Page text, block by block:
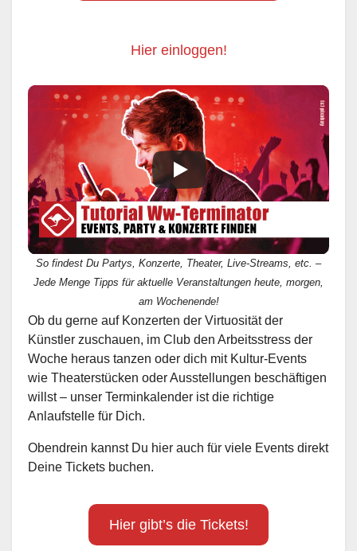
Hier einloggen!
So findest Du Partys, Konzerte, Theater, Live-Streams, etc. –
Jede Menge Tipps für aktuelle Veranstaltungen heute, morgen,
am Wochenende!
Ob du gerne auf Konzerten der Virtuosität der
Künstler zuschauen, im Club den Arbeitsstress der
Woche heraus tanzen oder dich mit Kultur-Events
wie Theaterstücken oder Ausstellungen beschäftigen
willst – unser Terminkalender ist die richtige
Anlaufstelle für Dich.
Obendrein kannst Du hier auch für viele Events direkt
Deine Tickets buchen.
Hier gibt’s die Tickets!